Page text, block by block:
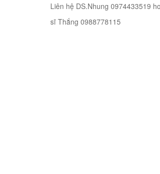
Liên hệ DS.Nhung 0974433519
sĩ Thắng 0988778115